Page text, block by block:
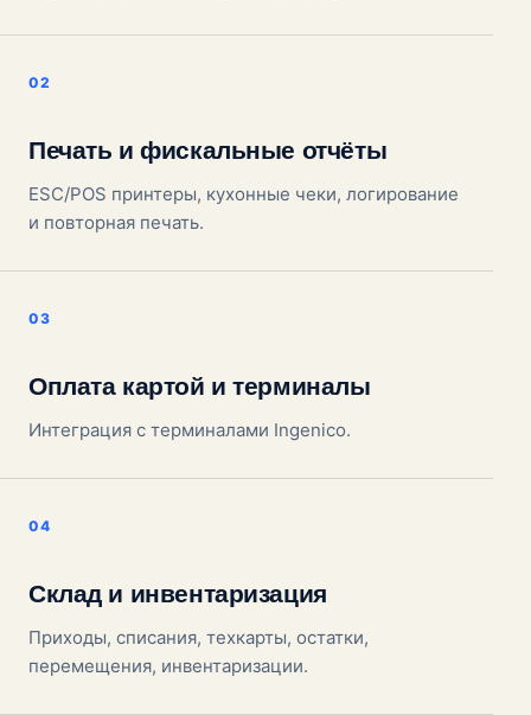
Печать и фискальные отчёты
ESC/POS принтеры, кухонные чеки, логирование
и повторная печать.
Оплата картой и терминалы
Интеграция с терминалами Ingenico.
Склад и инвентаризация
Приходы, списания, техкарты, остатки,
перемещения, инвентаризации.